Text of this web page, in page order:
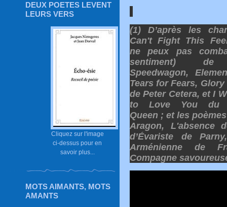
DEUX POETES LEVENT
LEURS VERS
Cliquez sur l'image
ci-dessus pour en
savoir plus...
MOTS AIMANTS, MOTS
AMANTS
(1) D’après les
Can't Fight This
ne peux pas
sentiment) de
Speedwagon,
Tears for Fears, Glory
de Peter Cetera, et I
to Love You du
Queen ; et les
Aragon, L'absence
d’Évariste de
Arménienne de
Compagne